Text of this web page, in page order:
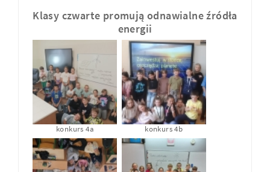
Klasy czwarte promują odnawialne źródła
energii
konkurs 4a konkurs 4b